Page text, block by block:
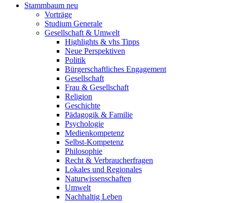
Stammbaum neu
Vorträge
Studium Generale
Gesellschaft & Umwelt
Highlights & vhs Tipps
Neue Perspektiven
Politik
Bürgerschaftliches Engagement
Gesellschaft
Frau & Gesellschaft
Religion
Geschichte
Pädagogik & Familie
Psychologie
Medienkompetenz
Selbst-Kompetenz
Philosophie
Recht & Verbraucherfragen
Lokales und Regionales
Naturwissenschaften
Umwelt
Nachhaltig Leben